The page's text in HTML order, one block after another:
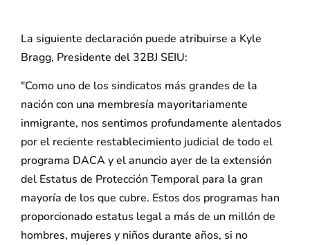
La siguiente declaración puede atribuirse a Kyle
Bragg, Presidente del 32BJ SEIU:
"Como uno de los sindicatos más grandes de la
nación con una membresía mayoritariamente
inmigrante, nos sentimos profundamente alentados
por el reciente restablecimiento judicial de todo el
programa DACA y el anuncio ayer de la extensión
del Estatus de Protección Temporal para la gran
mayoría de los que cubre. Estos dos programas han
proporcionado estatus legal a más de un millón de
hombres, mujeres y niños durante años, si no